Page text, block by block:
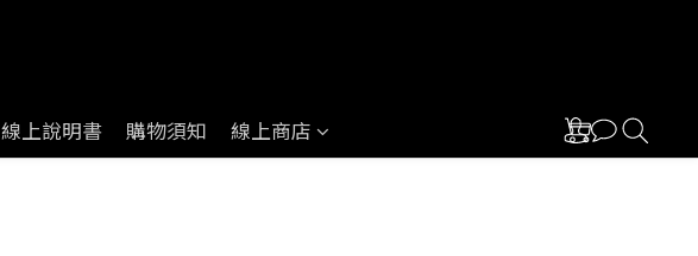
線上說明書 購物須知 線上商店